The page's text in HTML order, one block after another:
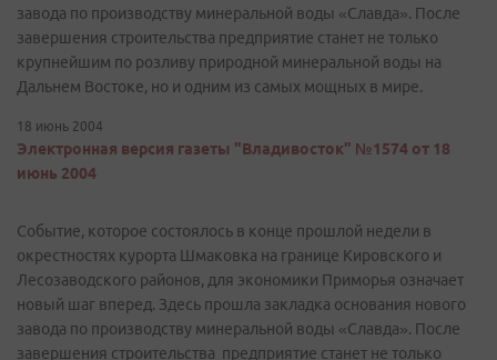
завода по производству минеральной воды «Славда». После
завершения строительства предприятие станет не только
крупнейшим по розливу природной минеральной воды на
Дальнем Востоке, но и одним из самых мощных в мире.
18 июнь 2004
Электронная версия газеты "Владивосток" №1574 от 18
июнь 2004
Событие, которое состоялось в конце прошлой недели в
окрестностях курорта Шмаковка на границе Кировского и
Лесозаводского районов, для экономики Приморья означает
новый шаг вперед. Здесь прошла закладка основания нового
завода по производству минеральной воды «Славда». После
завершения строительства предприятие станет не только